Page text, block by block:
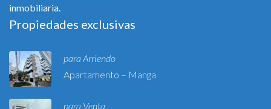
inmobiliaria.
Propiedades exclusivas
para Arriendo
Apartamento – Manga
para Venta